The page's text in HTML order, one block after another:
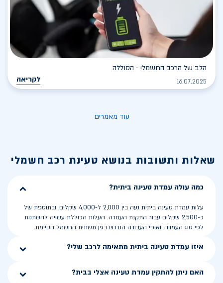
הלב של הרכב החשמלי - הסוללה
16.07.2025 לקריאה
עוד מאמרים
שאלות ותשובות בנושא טעינת רכב חשמלי
כמה עולה עמדת טעינה ביתית?
עלות עמדת טעינה ביתית נעה בין 2,000 ל-4,000 שקלים, ובתוספת של
כ-2,500 שקלים עבור התקנת העמדה. העלות הכוללת עשויה להשתנות
לפי סוג העמדה, ואופי העבודה הנדרש בגין תשתית החשמל הקיימת.
איזו עמדת טעינה ביתית מתאימה לרכב שלי?
האם ניתן להתקין עמדת טעינה אצלי בבית?